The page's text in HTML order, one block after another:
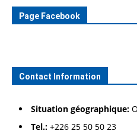
Page Facebook
Contact Information
Situation géographique:
Tel.: +226 25 50 50 23